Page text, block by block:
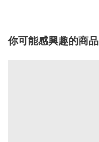
你可能感興趣的商品